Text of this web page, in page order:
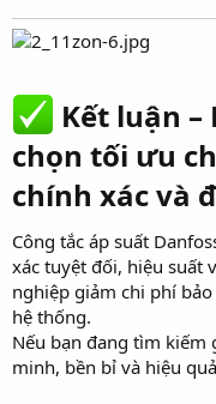
Kết luận –
chọn tối ưu
chính xác và
Công tắc áp suất
xác tuyệt đối, hiệu suất
nghiệp giảm chi phí
hệ thống.
Nếu bạn đang tìm kiếm
minh, bền bỉ và hiệu